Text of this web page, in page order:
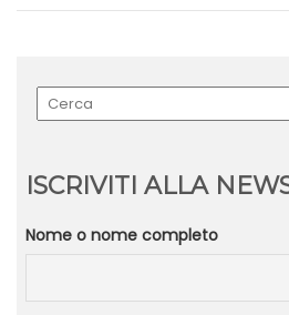
ISCRIVITI ALLA
Nome o nome completo